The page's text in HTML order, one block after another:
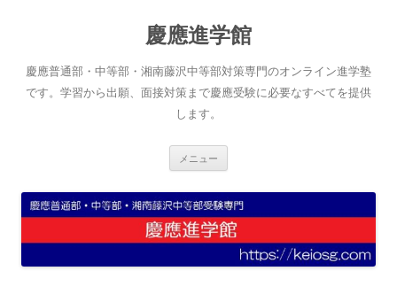
へ
ス
キ
慶應進学館
慶應普通部・中等部・湘南藤沢中等部対策専門のオンライン進学塾
です。学習から出願、面接対策まで慶應受験に必要なすべてを提供
します。
メニュー